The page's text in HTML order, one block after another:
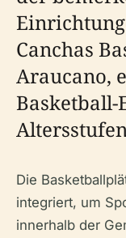
Canchas
Araucano,
Die
integriert, um
innerhalb der